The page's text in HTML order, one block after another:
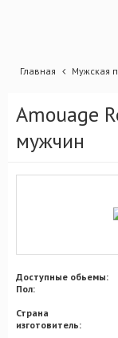
Главная Мужская
Amouage
мужчин
Доступные обьемы:
Пол:
Страна
изготовитель: